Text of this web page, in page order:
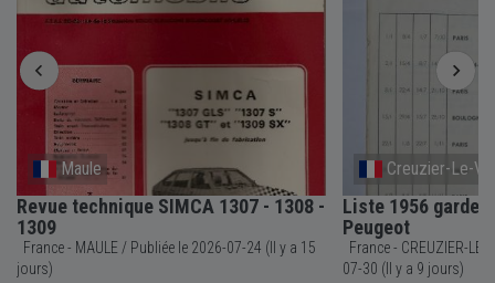
Maule
Revue technique SIMCA 1307 - 1308 -
1309
France - MAULE / Publiée le 2026-07-24 (Il y a 15
jours)
Creuzier-Le-
Liste 1956 garde
Peugeot
France - CREUZIER-LE-VIEUX /
07-30 (Il y a 9 jours)